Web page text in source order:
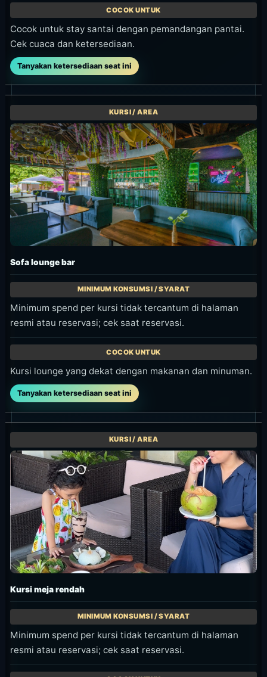
Cocok untuk stay santai dengan pemandangan pantai.
Cek cuaca dan ketersediaan.
Tanyakan ketersediaan seat ini
Sofa lounge bar
Minimum spend per kursi tidak tercantum di halaman
resmi atau reservasi; cek saat reservasi.
Kursi lounge yang dekat dengan makanan dan minuman.
Tanyakan ketersediaan seat ini
Kursi meja rendah
Minimum spend per kursi tidak tercantum di halaman
resmi atau reservasi; cek saat reservasi.